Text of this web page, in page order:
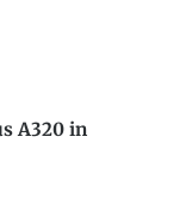
A320 in